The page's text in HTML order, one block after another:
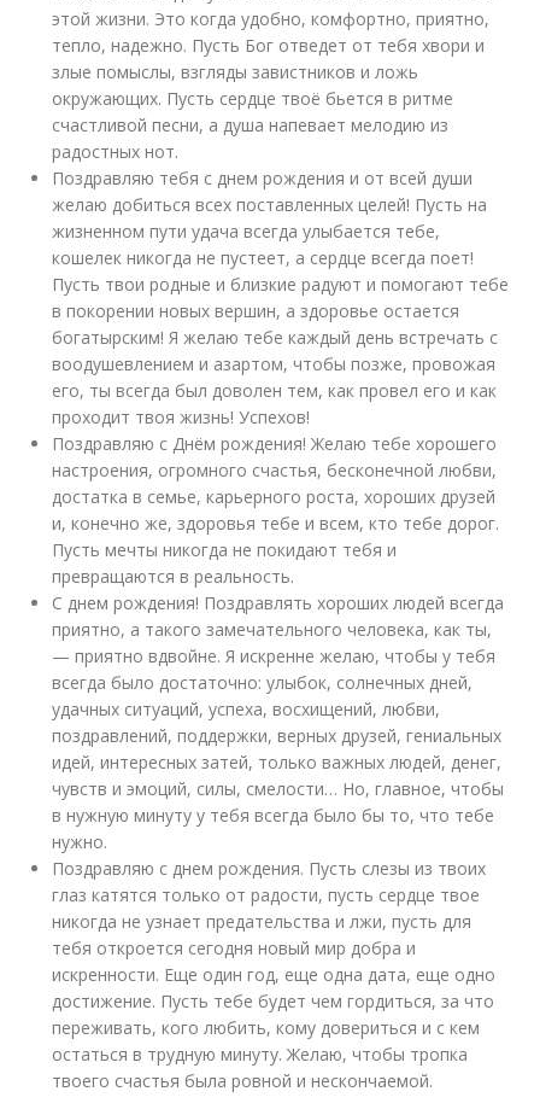
этой жизни. Это когда удобно, комфортно, приятно,
тепло, надежно. Пусть Бог отведет от тебя хвори и
злые помыслы, взгляды завистников и ложь
окружающих. Пусть сердце твоё бьется в ритме
счастливой песни, а душа напевает мелодию из
радостных нот.
Поздравляю тебя с днем рождения и от всей души
желаю добиться всех поставленных целей! Пусть на
жизненном пути удача всегда улыбается тебе,
кошелек никогда не пустеет, а сердце всегда поет!
Пусть твои родные и близкие радуют и помогают тебе
в покорении новых вершин, а здоровье остается
богатырским! Я желаю тебе каждый день встречать с
воодушевлением и азартом, чтобы позже, провожая
его, ты всегда был доволен тем, как провел его и как
проходит твоя жизнь! Успехов!
Поздравляю с Днём рождения! Желаю тебе хорошего
настроения, огромного счастья, бесконечной любви,
достатка в семье, карьерного роста, хороших друзей
и, конечно же, здоровья тебе и всем, кто тебе дорог.
Пусть мечты никогда не покидают тебя и
превращаются в реальность.
С днем рождения! Поздравлять хороших людей всегда
приятно, а такого замечательного человека, как ты,
— приятно вдвойне. Я искренне желаю, чтобы у тебя
всегда было достаточно: улыбок, солнечных дней,
удачных ситуаций, успеха, восхищений, любви,
поздравлений, поддержки, верных друзей, гениальных
идей, интересных затей, только важных людей, денег,
чувств и эмоций, силы, смелости… Но, главное, чтобы
в нужную минуту у тебя всегда было бы то, что тебе
нужно.
Поздравляю с днем рождения. Пусть слезы из твоих
глаз катятся только от радости, пусть сердце твое
никогда не узнает предательства и лжи, пусть для
тебя откроется сегодня новый мир добра и
искренности. Еще один год, еще одна дата, еще одно
достижение. Пусть тебе будет чем гордиться, за что
переживать, кого любить, кому довериться и с кем
остаться в трудную минуту. Желаю, чтобы тропка
твоего счастья была ровной и нескончаемой.